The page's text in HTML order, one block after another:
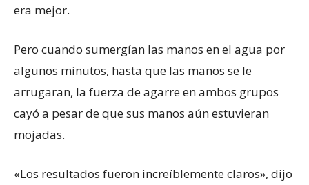
era mejor.
Pero cuando sumergían las manos en el agua por
algunos minutos, hasta que las manos se le
arrugaran, la fuerza de agarre en ambos grupos
cayó a pesar de que sus manos aún estuvieran
mojadas.
«Los resultados fueron increíblemente claros», dijo